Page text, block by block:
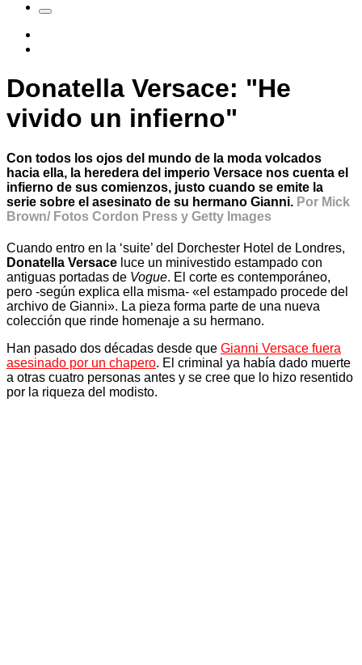
Donatella Versace: "He
vivido un infierno"
Con todos los ojos del mundo de la moda volcados
hacia ella, la heredera del imperio Versace nos cuenta el
infierno de sus comienzos, justo cuando se emite la
serie sobre el asesinato de su hermano Gianni. Por Mick
Brown/ Fotos Cordon Press y Getty Images
Cuando entro en la ‘suite’ del Dorchester Hotel de Londres,
Donatella Versace luce un minivestido estampado con
antiguas portadas de Vogue. El corte es contemporáneo,
pero -según explica ella misma- «el estampado procede del
archivo de Gianni». La pieza forma parte de una nueva
colección que rinde homenaje a su hermano.
Han pasado dos décadas desde que Gianni Versace fuera
asesinado por un chapero. El criminal ya había dado muerte
a otras cuatro personas antes y se cree que lo hizo resentido
por la riqueza del modisto.